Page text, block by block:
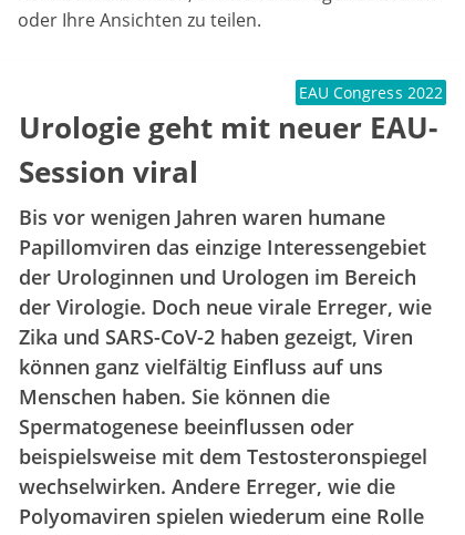
oder Ihre Ansichten zu teilen.
EAU Congress 2022
Urologie geht mit neuer EAU-
Session viral
Bis vor wenigen Jahren waren humane
Papillomviren das einzige Interessengebiet
der Urologinnen und Urologen im Bereich
der Virologie. Doch neue virale Erreger, wie
Zika und SARS-CoV-2 haben gezeigt, Viren
können ganz vielfältig Einfluss auf uns
Menschen haben. Sie können die
Spermatogenese beeinflussen oder
beispielsweise mit dem Testosteronspiegel
wechselwirken. Andere Erreger, wie die
Polyomaviren spielen wiederum eine Rolle